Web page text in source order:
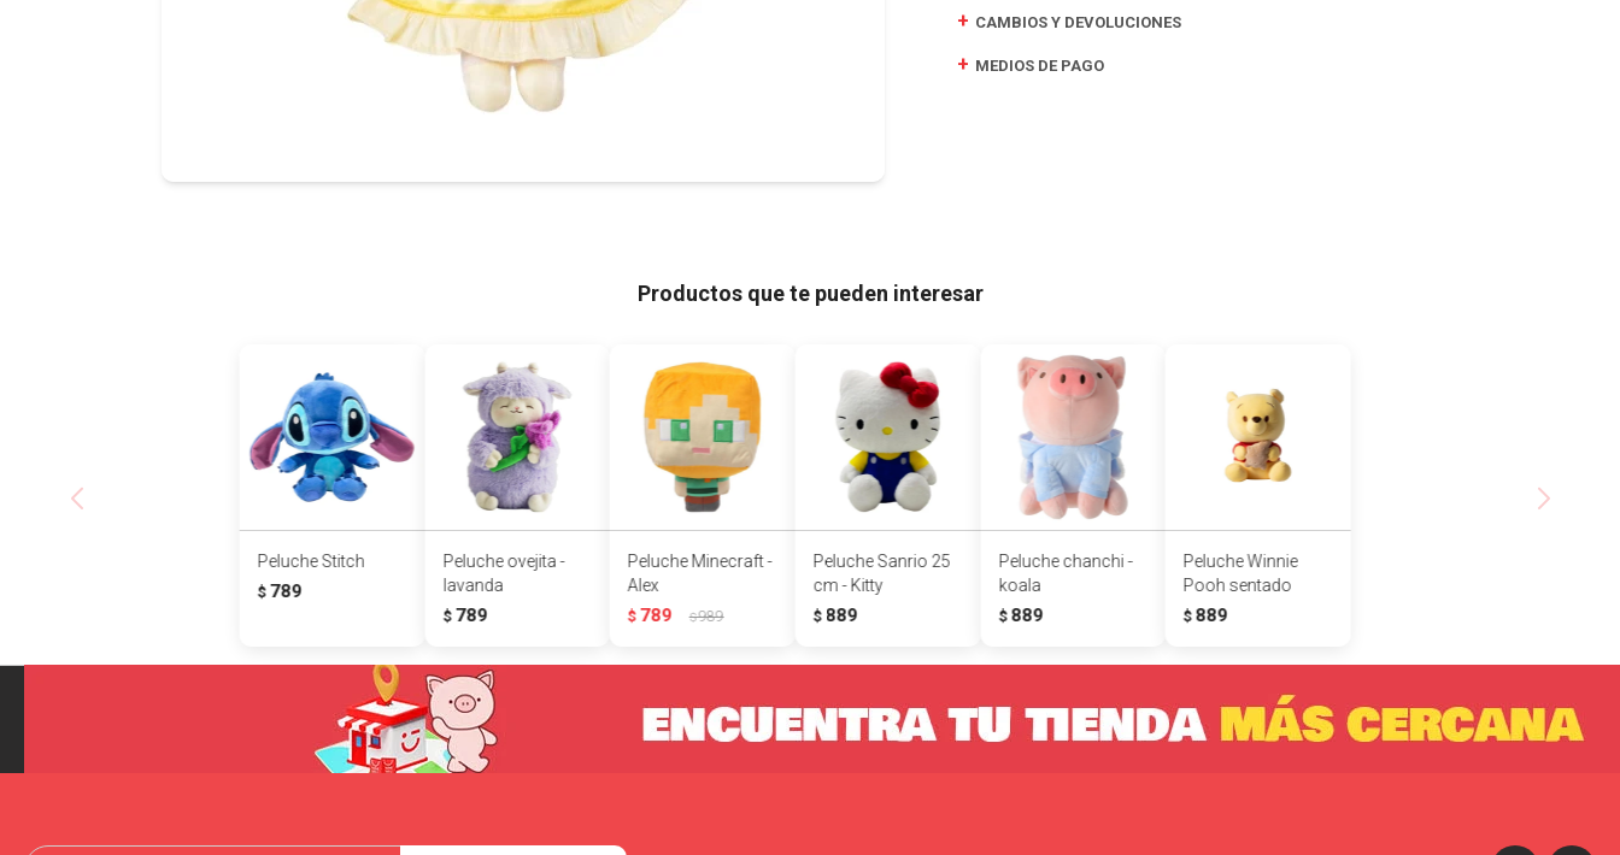
CAMBIOS Y DEVOLUCIONES
MEDIOS DE PAGO
Productos que te pueden interesar
Peluche Stitch
$ 789
Peluche ovejita -
lavanda
$ 789
Peluche Minecraft -
Alex
$ 789 $989
Peluche Sanrio 25
cm - Kitty
$ 889
Peluche chanchi -
koala
$ 889
Peluche Winnie
Pooh sentado
$ 889